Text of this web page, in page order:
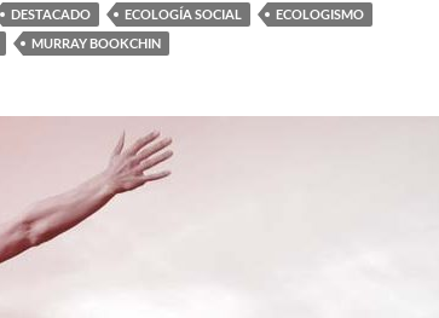
DESTACADO ECOLOGÍA SOCIAL
ECOLOGISMO
MURRAY BOOKCHIN